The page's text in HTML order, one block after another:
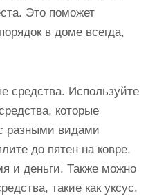
Это поможет
в доме всегда,
средства. Используйте
которые
разными видами
до пятен на ковре.
и деньги. Также можно
такие как уксус,